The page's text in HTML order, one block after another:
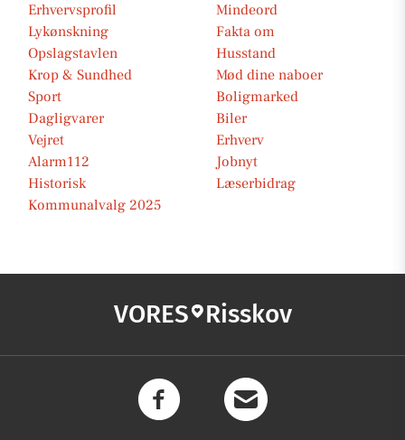
Erhvervsprofil
Mindeord
Lykønskning
Fakta om
Opslagstavlen
Husstand
Krop & Sundhed
Mød dine naboer
Sport
Boligmarked
Dagligvarer
Biler
Vejret
Erhverv
Alarm112
Jobnyt
Historisk
Læserbidrag
Kommunalvalg 2025
VORES Risskov